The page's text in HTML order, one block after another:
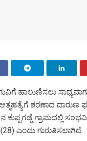
ಹಾಲುಣಿಸಲು
ಶರಣಾದ ದಾರುಣ
ಕುಪ್ಪಗಡ್ಡೆ ಗ್ರಾಮದಲ್ಲಿ
ಎಂದು ಗುರುತಿಸಲಾಗಿದೆ.